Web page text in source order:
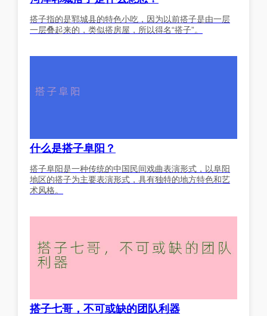
搭子指的是郓城县的特色小吃，因为以前搭子是由一层
一层叠起来的，类似搭房屋，所以得名“搭子”。
什么是搭子阜阳？
搭子阜阳是一种传统的中国民间戏曲表演形式，以阜阳
地区的搭子为主要表演形式，具有独特的地方特色和艺
术风格。
搭子七哥，不可或缺的团队利器